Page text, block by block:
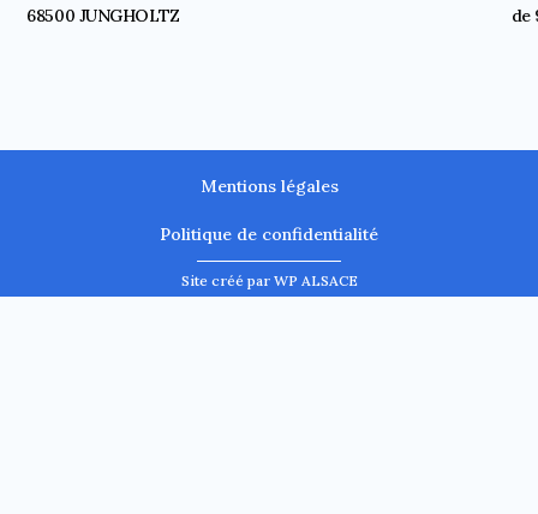
68500 JUNGHOLTZ
de
Mentions légales
Politique de confidentialité
Site créé par WP ALSACE